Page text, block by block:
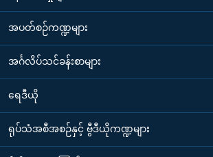
အပတ်စဉ်ကဏ္ဍများ
အင်္ဂလိပ်သင်ခန်းစာများ
ရေဒီယို
ရုပ်သံအစီအစဉ်နှင့် ဗွီဒီယိုကဏ္ဍများ